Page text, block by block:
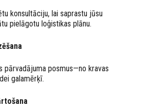
konsultāciju, lai saprastu jūsu
pielāgotu loģistikas plānu.
pārvadājuma posmus—no kravas
galamērķī.